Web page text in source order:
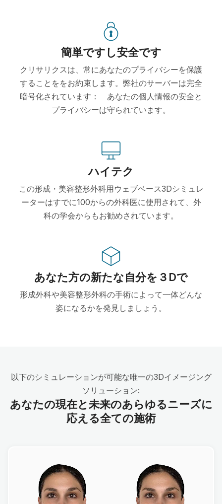
簡単ですし安全です
クリサリクスは、常にあなたのプライバシーを保護
することををお約束します。弊社のサーバーは完全
暗号化されています： あなたの個人情報の安全と
プライバシーは守られています。
ハイテク
この形成・美容整形外科用ウェブベース3Dシミュレ
ーターはすでに100からの外科医に使用されて、外
科の学会からもお勧めされています。
あなた方の新たな自分を３Dで
形成外科や美容整形外科の手術によって一体どんな
姿になるかを発見しましょう。
以下のシミュレーションが可能な唯一の3Dイメージング
ソリューション:
あなたの現在と未来のあらゆるニーズに
応える全ての施術